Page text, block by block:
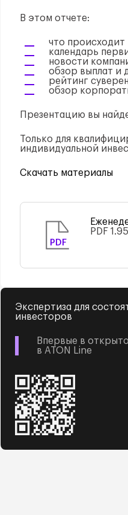
В этом отчете:
что происходит
календарь
новости
обзор выплат и
рейтинг
обзор
Презентацию вы
Только для
индивидуальной
Скачать материалы
PDF
PDF
Экспертиза для
инвесторов
Впервые в
в ATON Line